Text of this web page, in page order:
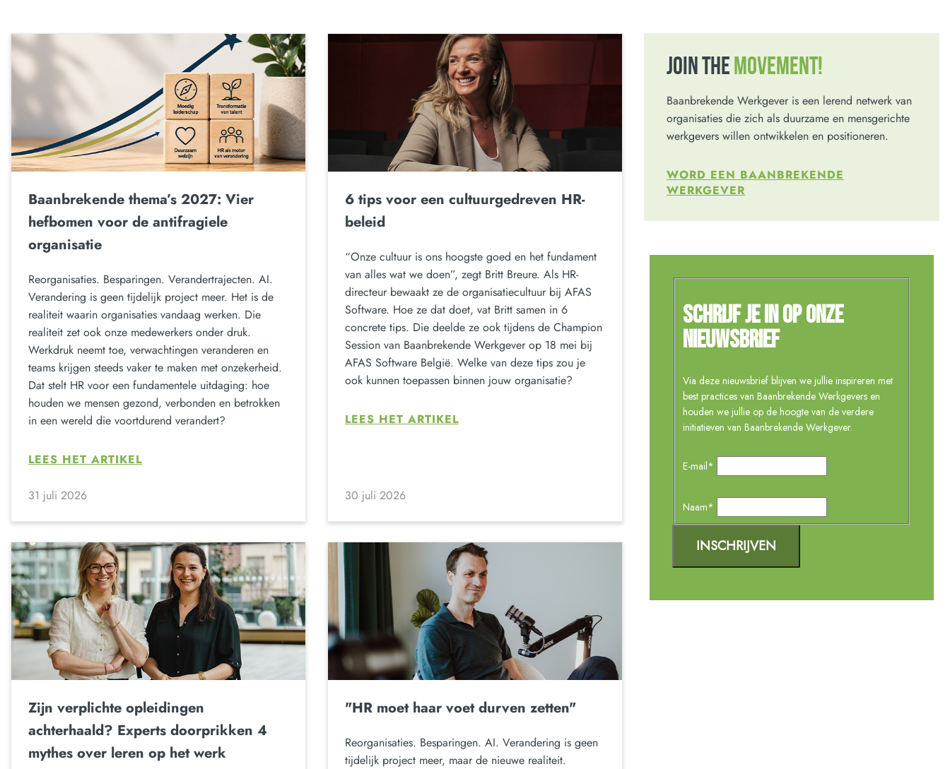
Baanbrekende thema’s 2027: Vier
hefbomen voor de antifragiele
organisatie
Reorganisaties. Besparingen. Verandertrajecten. AI.
Verandering is geen tijdelijk project meer. Het is de
realiteit waarin organisaties vandaag werken. Die
realiteit zet ook onze medewerkers onder druk.
Werkdruk neemt toe, verwachtingen veranderen en
teams krijgen steeds vaker te maken met onzekerheid.
Dat stelt HR voor een fundamentele uitdaging: hoe
houden we mensen gezond, verbonden en betrokken
in een wereld die voortdurend verandert?
LEES HET ARTIKEL
31 juli 2026
6 tips voor een cultuurgedreven HR-
beleid
“Onze cultuur is ons hoogste goed en het fundament
van alles wat we doen”, zegt Britt Breure. Als HR-
directeur bewaakt ze de organisatiecultuur bij AFAS
Software. Hoe ze dat doet, vat Britt samen in 6
concrete tips. Die deelde ze ook tijdens de Champion
Session van Baanbrekende Werkgever op 18 mei bij
AFAS Software België. Welke van deze tips zou je
ook kunnen toepassen binnen jouw organisatie?
LEES HET ARTIKEL
30 juli 2026
Zijn verplichte opleidingen
achterhaald? Experts doorprikken 4
mythes over leren op het werk
"HR moet haar voet durven zetten"
Reorganisaties. Besparingen. AI. Verandering is geen
tijdelijk project meer, maar de nieuwe realiteit.
JOIN THE MOVEMENT!
Baanbrekende Werkgever is een lerend netwerk van
organisaties die zich als duurzame en mensgerichte
werkgevers willen ontwikkelen en positioneren.
WORD EEN BAANBREKENDE
WERKGEVER